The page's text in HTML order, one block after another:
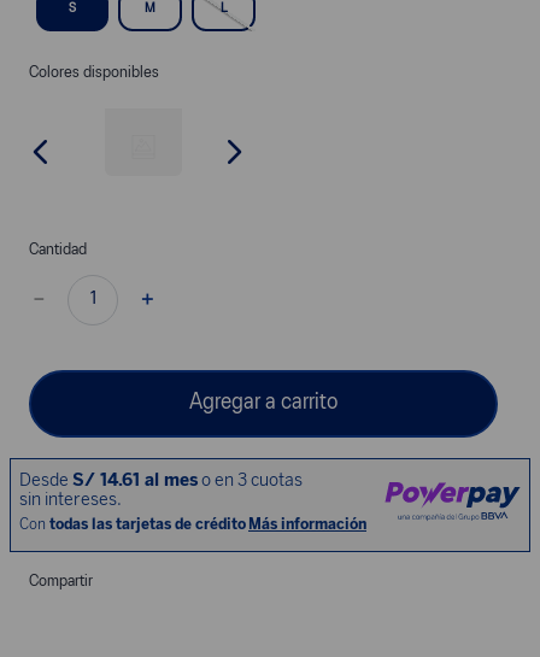
S M L
Colores disponibles
Cantidad
＋
－
Agregar a carrito
Compartir